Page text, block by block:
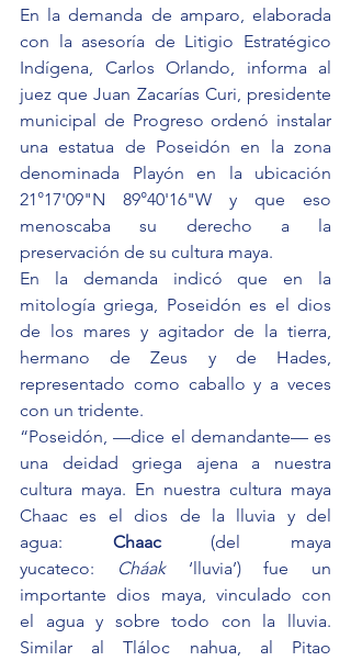
En la demanda de amparo, elaborada
con la asesoría de Litigio Estratégico
Indígena, Carlos Orlando, informa al
juez que Juan Zacarías Curi, presidente
municipal de Progreso ordenó instalar
una estatua de Poseidón en la zona
denominada Playón en la ubicación
21°17'09"N 89°40'16"W y que eso
menoscaba su derecho a la
preservación de su cultura maya.
En la demanda indicó que en la
mitología griega, Poseidón es el dios
de los mares y agitador de la tierra,
hermano de Zeus y de Hades,
representado como caballo y a veces
con un tridente.
“Poseidón, —dice el demandante— es
una deidad griega ajena a nuestra
cultura maya. En nuestra cultura maya
Chaac es el dios de la lluvia y del
agua: Chaac (del maya
yucateco: Cháak ‘lluvia’) fue un
importante dios maya, vinculado con
el agua y sobre todo con la lluvia.
Similar al Tláloc nahua, al Pitao